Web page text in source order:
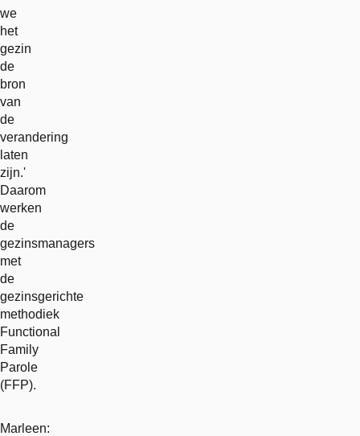
we
het
gezin
de
bron
van
de
verandering
laten
zijn.'
Daarom
werken
de
gezinsmanagers
met
de
gezinsgerichte
methodiek
Functional
Family
Parole
(FFP).
Marleen: